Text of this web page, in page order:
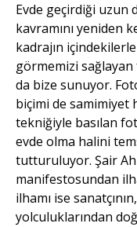
Evde geçirdiği uzun
kavramını yeniden
kadrajın
görmemizi sağlayan
da bize sunuyor.
biçimi de samimiyet
tekniğiyle basılan
evde olma halini
tutturuluyor. Şair
manifestosundan
ilhamı ise
yolculuklarından